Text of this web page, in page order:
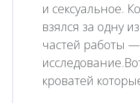
и сексуальное.
взялся за одну
частей работы —
кроватей